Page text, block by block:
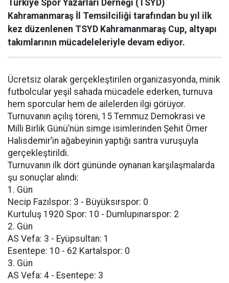
Türkiye Spor Yazarları Derneği (TSYD)
Kahramanmaraş İl Temsilciliği tarafından bu yıl ilk
kez düzenlenen TSYD Kahramanmaraş Cup, altyapı
takımlarının mücadeleleriyle devam ediyor.
Ücretsiz olarak gerçekleştirilen organizasyonda, minik
futbolcular yeşil sahada mücadele ederken, turnuva
hem sporcular hem de ailelerden ilgi görüyor.
Turnuvanın açılış töreni, 15 Temmuz Demokrasi ve
Milli Birlik Günü’nün simge isimlerinden Şehit Ömer
Halisdemir’in ağabeyinin yaptığı santra vuruşuyla
gerçekleştirildi.
Turnuvanın ilk dört gününde oynanan karşılaşmalarda
şu sonuçlar alındı:
1. Gün
Necip Fazılspor: 3 - Büyüksırspor: 0
Kurtuluş 1920 Spor: 10 - Dumlupınarspor: 2
2. Gün
AS Vefa: 3 - Eyüpsultan: 1
Esentepe: 10 - 62 Kartalspor: 0
3. Gün
AS Vefa: 4 - Esentepe: 3